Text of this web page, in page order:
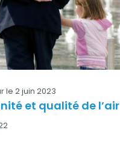
Vignette
le 2 juin 2023
et qualité de l’air